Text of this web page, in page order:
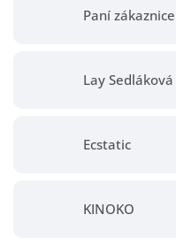
Paní
Lay Sedláková
Ecstatic
KINOKO